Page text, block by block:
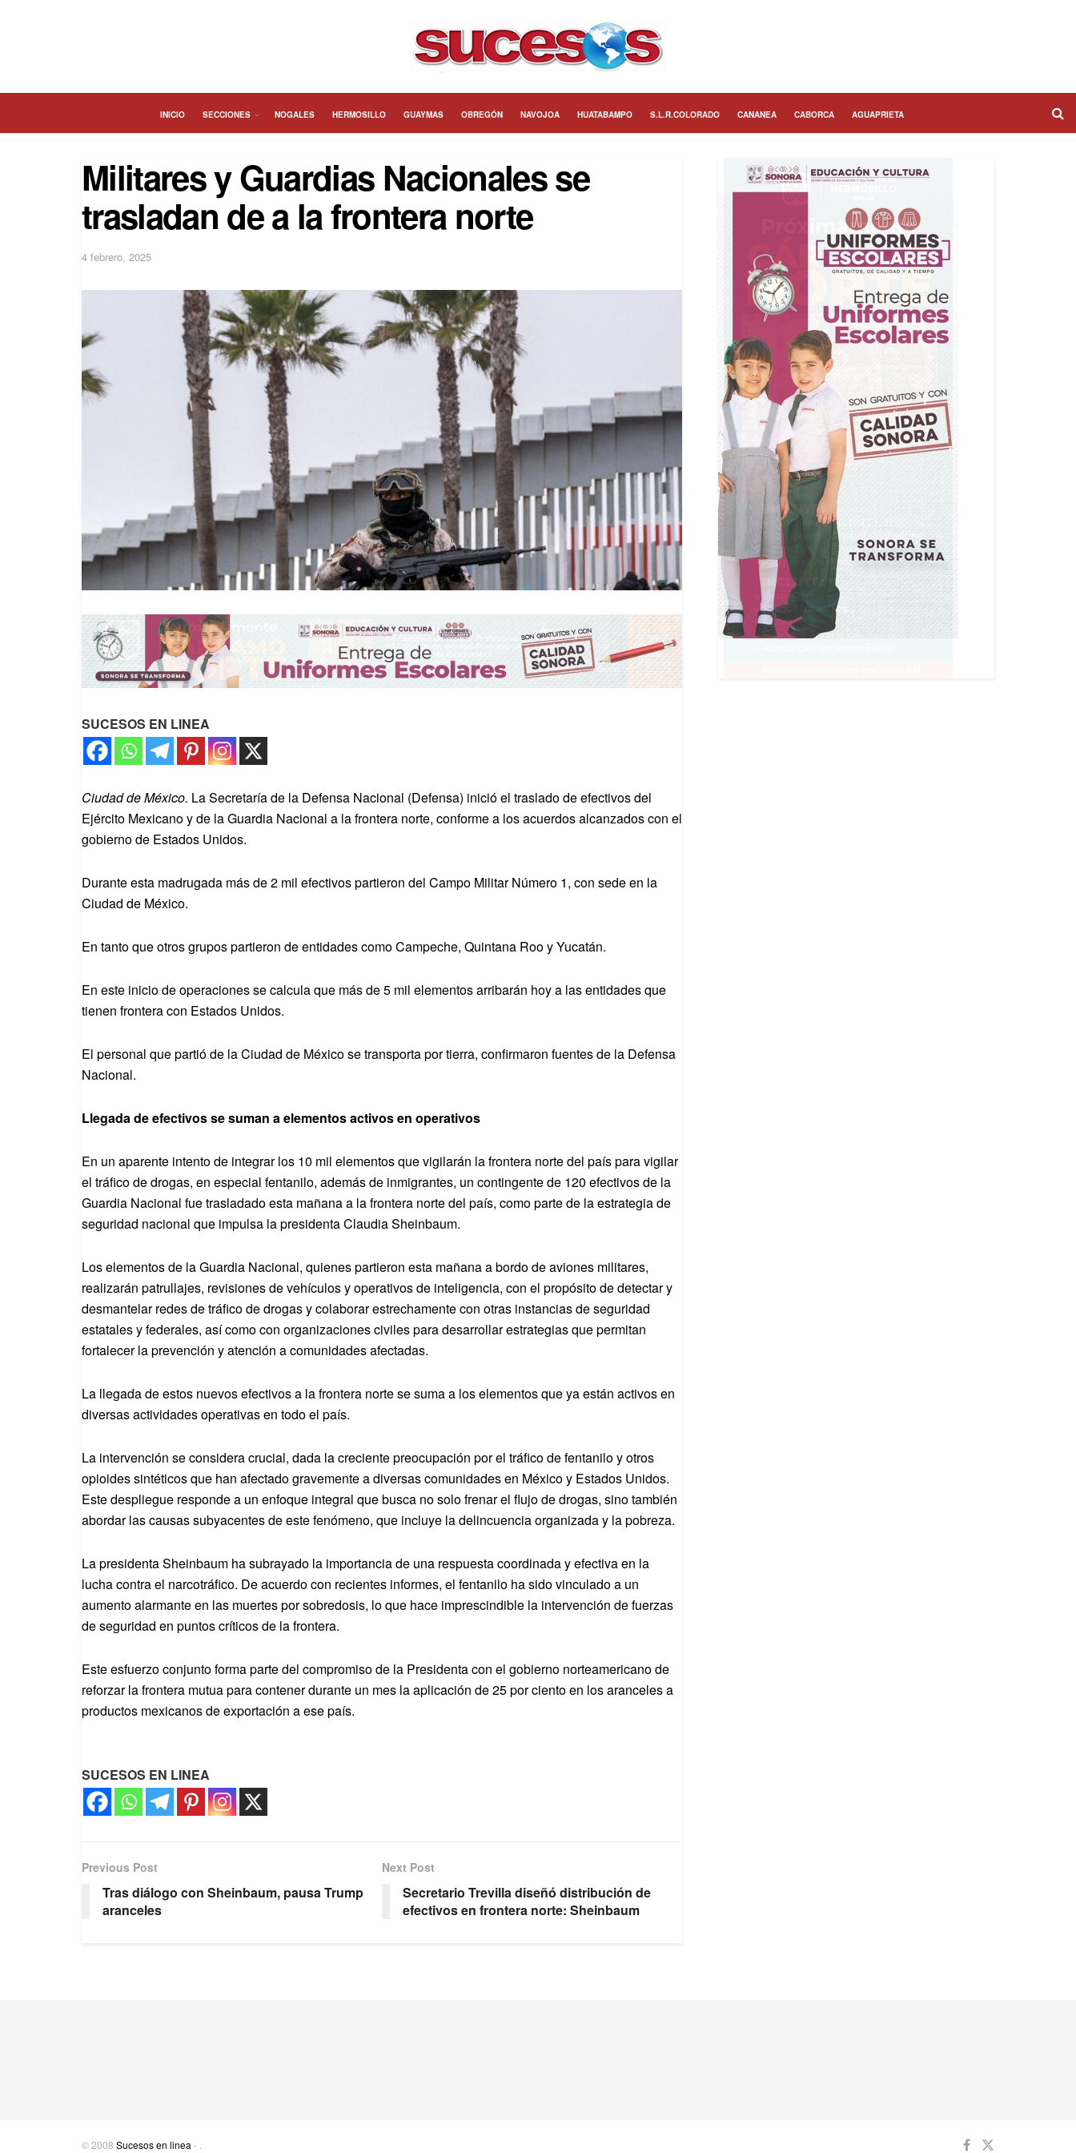
INICIO SECCIONES NOGALES HERMOSILLO GUAYMAS OBREGÓN NAVOJOA HUATABAMPO S.L.R.COLORADO CANANEA CABORCA AGUAPRIETA
Militares y Guardias Nacionales se
trasladan de a la frontera norte
4 febrero, 2025
SUCESOS EN LINEA
Ciudad de México. La Secretaría de la Defensa Nacional (Defensa) inició el traslado de efectivos del
Ejército Mexicano y de la Guardia Nacional a la frontera norte, conforme a los acuerdos alcanzados con el
gobierno de Estados Unidos.
Durante esta madrugada más de 2 mil efectivos partieron del Campo Militar Número 1, con sede en la
Ciudad de México.
En tanto que otros grupos partieron de entidades como Campeche, Quintana Roo y Yucatán.
En este inicio de operaciones se calcula que más de 5 mil elementos arribarán hoy a las entidades que
tienen frontera con Estados Unidos.
El personal que partió de la Ciudad de México se transporta por tierra, confirmaron fuentes de la Defensa
Nacional.
Llegada de efectivos se suman a elementos activos en operativos
En un aparente intento de integrar los 10 mil elementos que vigilarán la frontera norte del país para vigilar
el tráfico de drogas, en especial fentanilo, además de inmigrantes, un contingente de 120 efectivos de la
Guardia Nacional fue trasladado esta mañana a la frontera norte del país, como parte de la estrategia de
seguridad nacional que impulsa la presidenta Claudia Sheinbaum.
Los elementos de la Guardia Nacional, quienes partieron esta mañana a bordo de aviones militares,
realizarán patrullajes, revisiones de vehículos y operativos de inteligencia, con el propósito de detectar y
desmantelar redes de tráfico de drogas y colaborar estrechamente con otras instancias de seguridad
estatales y federales, así como con organizaciones civiles para desarrollar estrategias que permitan
fortalecer la prevención y atención a comunidades afectadas.
La llegada de estos nuevos efectivos a la frontera norte se suma a los elementos que ya están activos en
diversas actividades operativas en todo el país.
La intervención se considera crucial, dada la creciente preocupación por el tráfico de fentanilo y otros
opioides sintéticos que han afectado gravemente a diversas comunidades en México y Estados Unidos.
Este despliegue responde a un enfoque integral que busca no solo frenar el flujo de drogas, sino también
abordar las causas subyacentes de este fenómeno, que incluye la delincuencia organizada y la pobreza.
La presidenta Sheinbaum ha subrayado la importancia de una respuesta coordinada y efectiva en la
lucha contra el narcotráfico. De acuerdo con recientes informes, el fentanilo ha sido vinculado a un
aumento alarmante en las muertes por sobredosis, lo que hace imprescindible la intervención de fuerzas
de seguridad en puntos críticos de la frontera.
Este esfuerzo conjunto forma parte del compromiso de la Presidenta con el gobierno norteamericano de
reforzar la frontera mutua para contener durante un mes la aplicación de 25 por ciento en los aranceles a
productos mexicanos de exportación a ese país.
SUCESOS EN LINEA
Previous Post
Tras diálogo con Sheinbaum, pausa Trump
aranceles
Next Post
Secretario Trevilla diseñó distribución de
efectivos en frontera norte: Sheinbaum
© 2008 Sucesos en linea -